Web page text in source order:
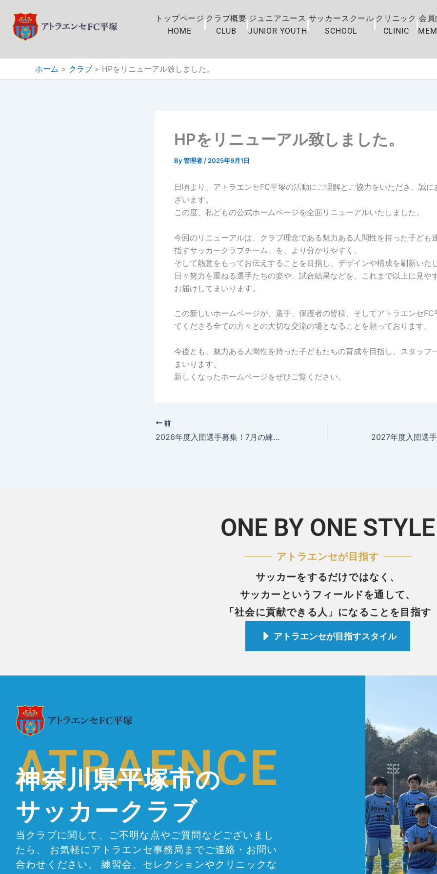
キ
プ
トップページ
HOME
クラブ概要
CLUB
ジュニアユース
JUNIOR YOUTH
サッカースクール
SCHOOL
クリニック
CLINIC
会員
ホーム クラブ HPをリニューアル致しました。
HPをリニューアル致しました。
By管理者 / 2025年9月1日
日頃より、アトラエンセFC平塚の活動にご理解とご協力をいただき、誠に
ざいます。
この度、私どもの公式ホームページを全面リニューアルいたしました。
今回のリニューアルは、クラブ理念である魅力ある人間性を持った子ども
指すサッカークラブチーム」を、より分かりやすく、
そして熱意をもってお伝えすることを目指し、デザインや構成を刷新いた
日々努力を重ねる選手たちの姿や、試合結果などを、これまで以上に見や
お届けしてまいります。
この新しいホームページが、選手、保護者の皆様、そしてアトラエンセFC
てくださる全ての方々との大切な交流の場となることを願っております。
今後とも、魅力ある人間性を持った子どもたちの育成を目指し、スタッフ
まいります。
新しくなったホームページをぜひご覧ください。
前
2026年度入団選手募集！7月の練習会兼セレクションのお知らせ 2027年度入団選
ONE BY ONE STYLE
アトラエンセが目指す
サッカーをするだけではなく、
サッカーというフィールドを通して、
「社会に貢献できる人」になることを目指す
アトラエンセが目指すスタイル
ATRAENCE
神奈川県平塚市の
サッカークラブ
当クラブに関して、ご不明な点やご質問などございまし
たら、 お気軽にアトラエンセ事務局までご連絡・お問い
合わせください。 練習会、セレクションやクリニックな